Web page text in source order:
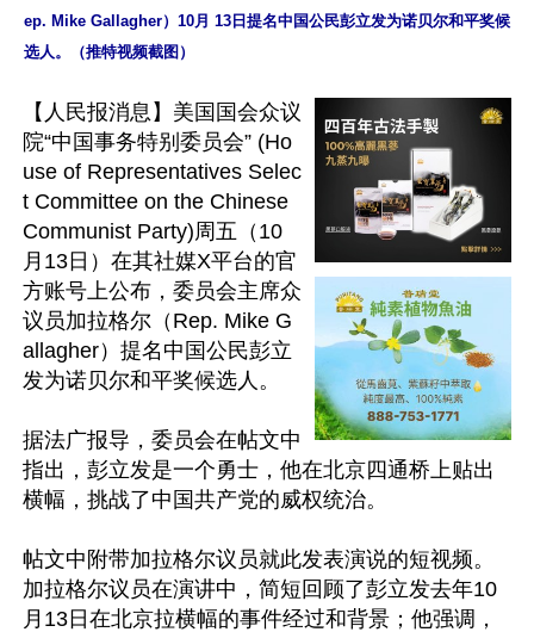
ep. Mike Gallagher）10月 13日提名中国公民彭立发为诺贝尔和平奖候
选人。（推特视频截图）
【人民报消息】美国国会众议
院“中国事务特别委员会” (Ho
use of Representatives Selec
t Committee on the Chinese
Communist Party)周五（10
月13日）在其社媒X平台的官
方账号上公布，委员会主席众
议员加拉格尔（Rep. Mike G
allagher）提名中国公民彭立
发为诺贝尔和平奖候选人。
据法广报导，委员会在帖文中
指出，彭立发是一个勇士，他在北京四通桥上贴出
横幅，挑战了中国共产党的威权统治。
帖文中附带加拉格尔议员就此发表演说的短视频。
加拉格尔议员在演讲中，简短回顾了彭立发去年10
月13日在北京拉横幅的事件经过和背景；他强调，